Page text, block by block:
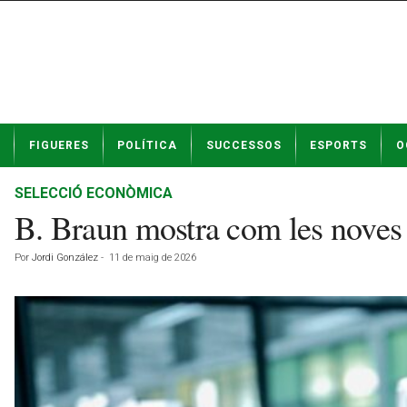
t
FIGUERES POLÍTICA SUCCESSOS ESPORTS
SELECCIÓ ECONÒMICA
B. Braun mostra com les
Por Jordi González - 11 de maig de 2026